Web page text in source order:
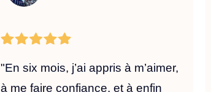
"En six mois, j’ai appris à m’aimer,
à me faire confiance, et à enfin